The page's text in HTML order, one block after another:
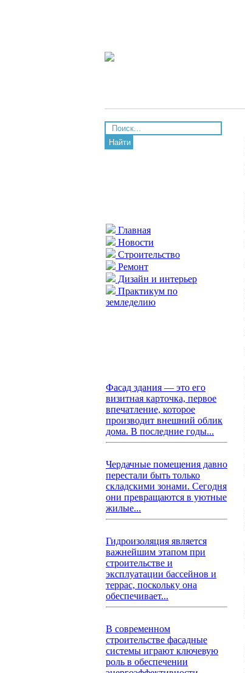
Найти
Главная
Новости
Строительство
Ремонт
Дизайн и интерьер
Практикум по
земледелию
Фасад здания — это его
визитная карточка, первое
впечатление, которое
производит внешний облик
дома. В последние годы...
Чердачные помещения давно
перестали быть только
складскими зонами. Сегодня
они превращаются в уютные
жилые...
Гидроизоляция является
важнейшим этапом при
строительстве и
эксплуатации бассейнов и
террас, поскольку она
обеспечивает...
В современном
строительстве фасадные
системы играют ключевую
роль в обеспечении